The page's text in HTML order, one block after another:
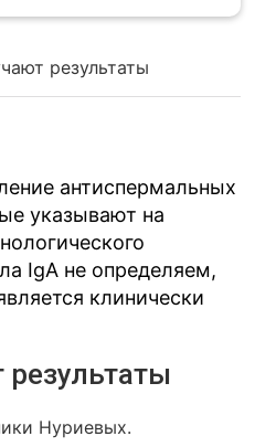
результаты
антиспермальных
указывают на
IgА не определяем,
клинически
результаты
Нуриевых.